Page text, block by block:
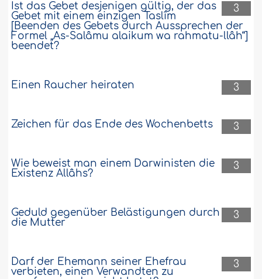
Grenze der Geduld in der Ehe
Geduld ist eine sehr schöne Sache. Hat
sind, damit ich die richtige
Entscheidung treffen kann?..
3
Ist das Gebet desjenigen gültig, der das
Gebet mit einem einzigen Taslîm
[Beenden des Gebets durch Aussprechen der
Formel „As-Salâmu alaikum wa rahmatu-llâh“]
beendet?
3
Einen Raucher heiraten
3
Zeichen für das Ende des Wochenbetts
3
Wie beweist man einem Darwinisten die
Existenz Allâhs?
3
Geduld gegenüber Belästigungen durch
die Mutter
3
Darf der Ehemann seiner Ehefrau
verbieten, einen Verwandten zu